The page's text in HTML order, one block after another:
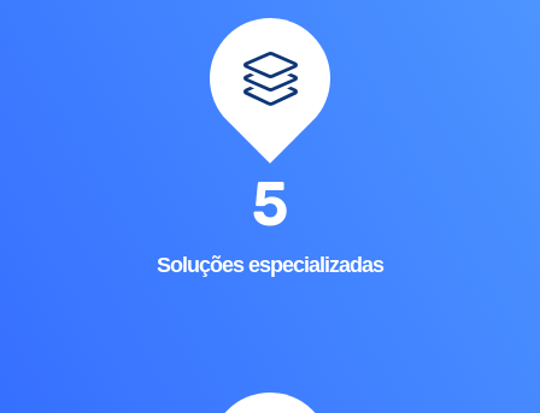
6
Soluções especializadas